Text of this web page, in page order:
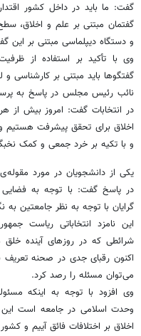
گفت: ما باید در داخل کشور
گفتمان مبتنی بر علم و اخلاق،
و دستگاه دیپلماسی مبتنی بر این گفتمان با
وی با تأکید بر استفاده از
گفتگوها باید مبتنی بر کارشناسی
نائب رئیس مجلس در پاسخ به
در انتخابات گفت: امروز بیش از
اخلاق برای تحقق پیشرفت هستیم
و با تکیه بر خرد جمعی و کمک
یکی از دانشجویان در مورد مقوله
در پاسخ گفت: با توجه به
گرایان با توجه به نظر جامعتین به
این نامزد انتخاباتی ریاست
شرائطی که در روزهای آینده
اکنون رقبای جدی در صحنه
می توان مسئله را رصد کرد.
وی افزود با توجه به اینکه
وحدت اسلامی در جامعه است
اخلاق بر اختلافات فائق آییم و